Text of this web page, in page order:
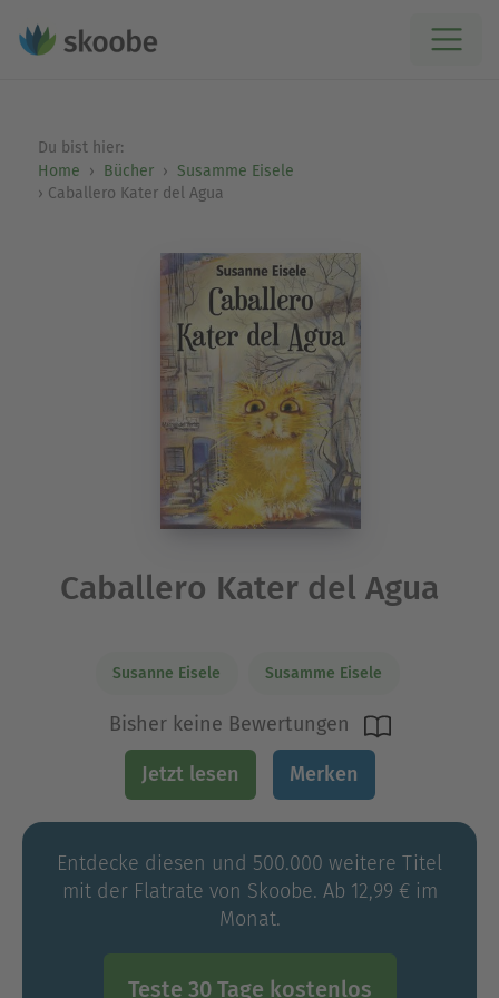
Du bist hier:
Home
Bücher
Susamme Eisele
Caballero Kater del Agua
Caballero Kater del Agua
Susanne Eisele Susamme Eisele
Bisher keine Bewertungen
Jetzt lesen Merken
Entdecke diesen und 500.000 weitere Titel
mit der Flatrate von Skoobe. Ab 12,99 € im
Monat.
Teste 30 Tage kostenlos